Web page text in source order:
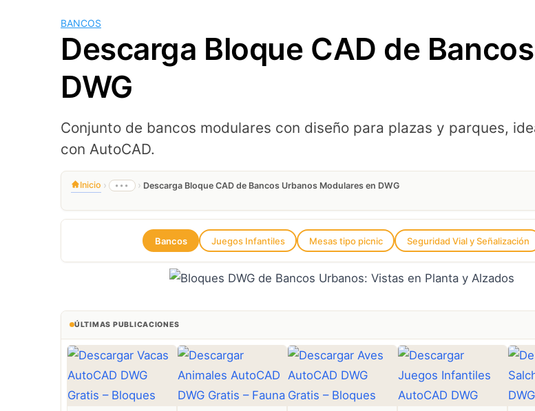
BANCOS
Descarga Bloque CAD de
DWG
Conjunto de bancos modulares con diseño para plazas y parques,
con AutoCAD.
Inicio › ••• › Descarga Bloque CAD de Bancos Urbanos Modulares en DWG
Bancos Juegos Infantiles Mesas tipo picnic Seguridad Vial y Señalización
ÚLTIMAS PUBLICACIONES